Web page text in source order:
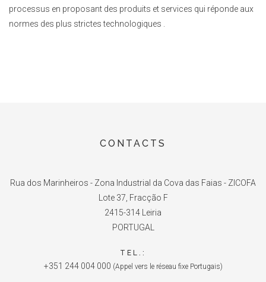
processus en proposant des produits et services qui réponde aux
normes des plus strictes technologiques .
CONTACTS
Rua dos Marinheiros - Zona Industrial da Cova das Faias - ZICOFA
Lote 37, Fracção F
2415-314 Leiria
PORTUGAL
TEL.:
+351 244 004 000 (Appel vers le réseau fixe Portugais)